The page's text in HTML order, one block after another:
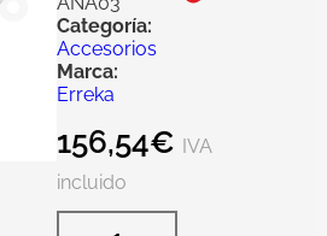
Categoría:
Accesorios
Marca:
Erreka
156,54€ IVA
incluido